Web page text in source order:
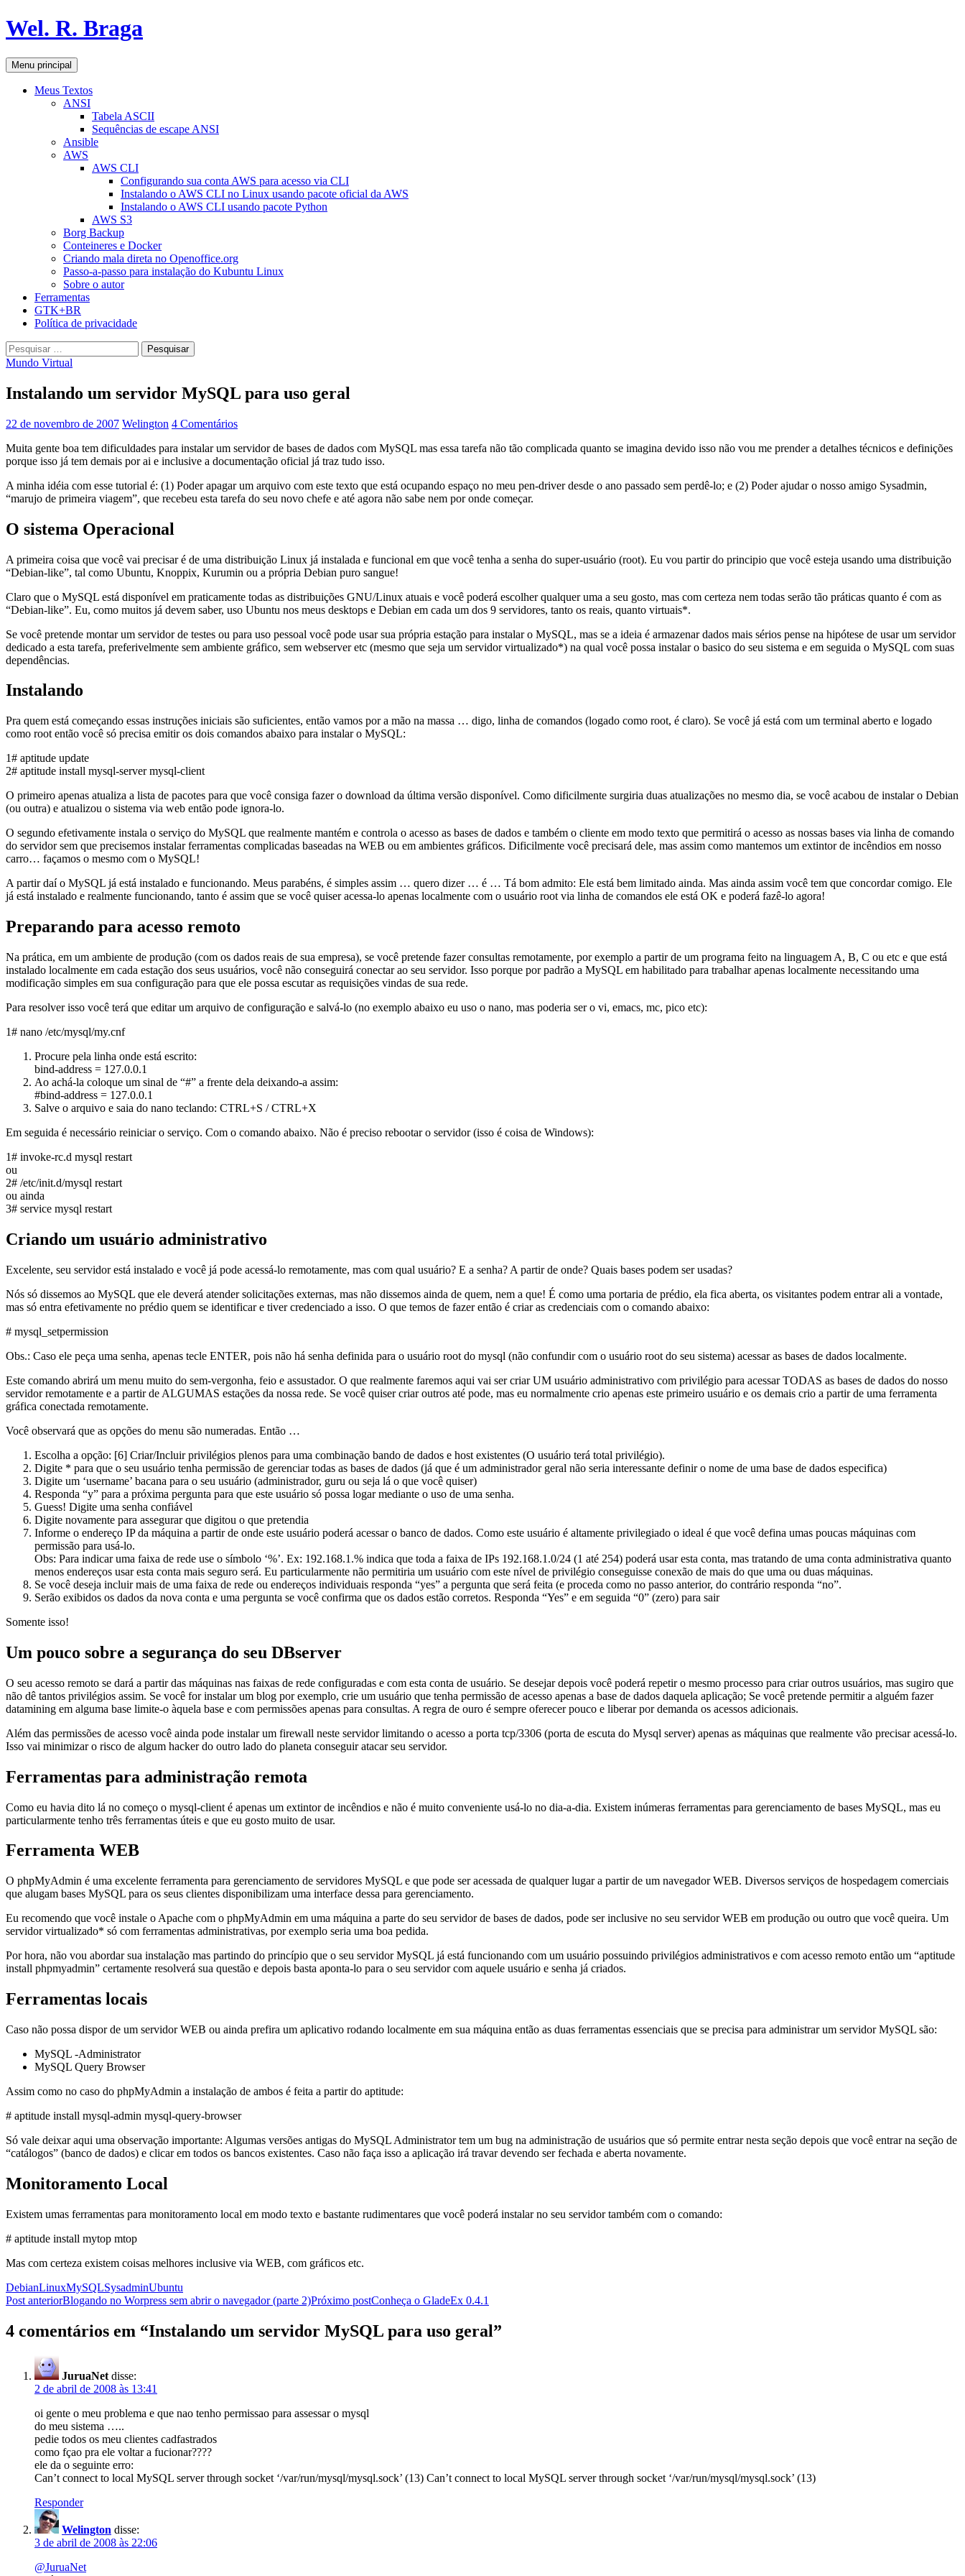
Pular
para
conteúdo
Wel. R. Braga
Pesquisar
Menu principal
Meus Textos
ANSI
Tabela ASCII
Sequências de escape ANSI
Ansible
AWS
AWS CLI
Configurando sua conta AWS para acesso via CLI
Instalando o AWS CLI no Linux usando pacote oficial da AWS
Instalando o AWS CLI usando pacote Python
AWS S3
Borg Backup
Conteineres e Docker
Criando mala direta no Openoffice.org
Passo-a-passo para instalação do Kubuntu Linux
Sobre o autor
Ferramentas
GTK+BR
Política de privacidade
Pesquisar
por:
Mundo Virtual
Instalando um servidor MySQL para uso geral
22 de novembro de 2007 Welington 4 Comentários
Muita gente boa tem dificuldades para instalar um servidor de bases de dados com MySQL mas essa tarefa não tão complicada quanto se imagina devido isso não vou me prender a detalhes técnicos e definições
porque isso já tem demais por ai e inclusive a documentação oficial já traz tudo isso.
A minha idéia com esse tutorial é: (1) Poder apagar um arquivo com este texto que está ocupando espaço no meu pen-driver desde o ano passado sem perdê-lo; e (2) Poder ajudar o nosso amigo Sysadmin,
“marujo de primeira viagem”, que recebeu esta tarefa do seu novo chefe e até agora não sabe nem por onde começar.
O sistema Operacional
A primeira coisa que você vai precisar é de uma distribuição Linux já instalada e funcional em que você tenha a senha do super-usuário (root). Eu vou partir do principio que você esteja usando uma distribuição
“Debian-like”, tal como Ubuntu, Knoppix, Kurumin ou a própria Debian puro sangue!
Claro que o MySQL está disponível em praticamente todas as distribuições GNU/Linux atuais e você poderá escolher qualquer uma a seu gosto, mas com certeza nem todas serão tão práticas quanto é com as
“Debian-like”. Eu, como muitos já devem saber, uso Ubuntu nos meus desktops e Debian em cada um dos 9 servidores, tanto os reais, quanto virtuais*.
Se você pretende montar um servidor de testes ou para uso pessoal você pode usar sua própria estação para instalar o MySQL, mas se a ideia é armazenar dados mais sérios pense na hipótese de usar um servidor
dedicado a esta tarefa, preferivelmente sem ambiente gráfico, sem webserver etc (mesmo que seja um servidor virtualizado*) na qual você possa instalar o basico do seu sistema e em seguida o MySQL com suas
dependências.
Instalando
Pra quem está começando essas instruções iniciais são suficientes, então vamos por a mão na massa … digo, linha de comandos (logado como root, é claro). Se você já está com um terminal aberto e logado
como root então você só precisa emitir os dois comandos abaixo para instalar o MySQL:
1# aptitude update
2# aptitude install mysql-server mysql-client
O primeiro apenas atualiza a lista de pacotes para que você consiga fazer o download da última versão disponível. Como dificilmente surgiria duas atualizações no mesmo dia, se você acabou de instalar o Debian
(ou outra) e atualizou o sistema via web então pode ignora-lo.
O segundo efetivamente instala o serviço do MySQL que realmente mantém e controla o acesso as bases de dados e também o cliente em modo texto que permitirá o acesso as nossas bases via linha de comando
do servidor sem que precisemos instalar ferramentas complicadas baseadas na WEB ou em ambientes gráficos. Dificilmente você precisará dele, mas assim como mantemos um extintor de incêndios em nosso
carro… façamos o mesmo com o MySQL!
A partir daí o MySQL já está instalado e funcionando. Meus parabéns, é simples assim … quero dizer … é … Tá bom admito: Ele está bem limitado ainda. Mas ainda assim você tem que concordar comigo. Ele
já está instalado e realmente funcionando, tanto é assim que se você quiser acessa-lo apenas localmente com o usuário root via linha de comandos ele está OK e poderá fazê-lo agora!
Preparando para acesso remoto
Na prática, em um ambiente de produção (com os dados reais de sua empresa), se você pretende fazer consultas remotamente, por exemplo a partir de um programa feito na linguagem A, B, C ou etc e que está
instalado localmente em cada estação dos seus usuários, você não conseguirá conectar ao seu servidor. Isso porque por padrão a MySQL em habilitado para trabalhar apenas localmente necessitando uma
modificação simples em sua configuração para que ele possa escutar as requisições vindas de sua rede.
Para resolver isso você terá que editar um arquivo de configuração e salvá-lo (no exemplo abaixo eu uso o nano, mas poderia ser o vi, emacs, mc, pico etc):
1# nano /etc/mysql/my.cnf
Procure pela linha onde está escrito:
bind-address = 127.0.0.1
Ao achá-la coloque um sinal de “#” a frente dela deixando-a assim:
#bind-address = 127.0.0.1
Salve o arquivo e saia do nano teclando: CTRL+S / CTRL+X
Em seguida é necessário reiniciar o serviço. Com o comando abaixo. Não é preciso rebootar o servidor (isso é coisa de Windows):
1# invoke-rc.d mysql restart
ou
2# /etc/init.d/mysql restart
ou ainda
3# service mysql restart
Criando um usuário administrativo
Excelente, seu servidor está instalado e você já pode acessá-lo remotamente, mas com qual usuário? E a senha? A partir de onde? Quais bases podem ser usadas?
Nós só dissemos ao MySQL que ele deverá atender solicitações externas, mas não dissemos ainda de quem, nem a que! É como uma portaria de prédio, ela fica aberta, os visitantes podem entrar ali a vontade,
mas só entra efetivamente no prédio quem se identificar e tiver credenciado a isso. O que temos de fazer então é criar as credenciais com o comando abaixo:
# mysql_setpermission
Obs.: Caso ele peça uma senha, apenas tecle ENTER, pois não há senha definida para o usuário root do mysql (não confundir com o usuário root do seu sistema) acessar as bases de dados localmente.
Este comando abrirá um menu muito do sem-vergonha, feio e assustador. O que realmente faremos aqui vai ser criar UM usuário administrativo com privilégio para acessar TODAS as bases de dados do nosso
servidor remotamente e a partir de ALGUMAS estações da nossa rede. Se você quiser criar outros até pode, mas eu normalmente crio apenas este primeiro usuário e os demais crio a partir de uma ferramenta
gráfica conectada remotamente.
Você observará que as opções do menu são numeradas. Então …
Escolha a opção: [6] Criar/Incluir privilégios plenos para uma combinação bando de dados e host existentes (O usuário terá total privilégio).
Digite * para que o seu usuário tenha permissão de gerenciar todas as bases de dados (já que é um administrador geral não seria interessante definir o nome de uma base de dados especifica)
Digite um ‘username’ bacana para o seu usuário (administrador, guru ou seja lá o que você quiser)
Responda “y” para a próxima pergunta para que este usuário só possa logar mediante o uso de uma senha.
Guess! Digite uma senha confiável
Digite novamente para assegurar que digitou o que pretendia
Informe o endereço IP da máquina a partir de onde este usuário poderá acessar o banco de dados. Como este usuário é altamente privilegiado o ideal é que você defina umas poucas máquinas com
permissão para usá-lo.
Obs: Para indicar uma faixa de rede use o símbolo ‘%’. Ex: 192.168.1.% indica que toda a faixa de IPs 192.168.1.0/24 (1 até 254) poderá usar esta conta, mas tratando de uma conta administrativa quanto
menos endereços usar esta conta mais seguro será. Eu particularmente não permitiria um usuário com este nível de privilégio conseguisse conexão de mais do que uma ou duas máquinas.
Se você deseja incluir mais de uma faixa de rede ou endereços individuais responda “yes” a pergunta que será feita (e proceda como no passo anterior, do contrário responda “no”.
Serão exibidos os dados da nova conta e uma pergunta se você confirma que os dados estão corretos. Responda “Yes” e em seguida “0” (zero) para sair
Somente isso!
Um pouco sobre a segurança do seu DBserver
O seu acesso remoto se dará a partir das máquinas nas faixas de rede configuradas e com esta conta de usuário. Se desejar depois você poderá repetir o mesmo processo para criar outros usuários, mas sugiro que
não dê tantos privilégios assim. Se você for instalar um blog por exemplo, crie um usuário que tenha permissão de acesso apenas a base de dados daquela aplicação; Se você pretende permitir a alguém fazer
datamining em alguma base limite-o àquela base e com permissões apenas para consultas. A regra de ouro é sempre oferecer pouco e liberar por demanda os acessos adicionais.
Além das permissões de acesso você ainda pode instalar um firewall neste servidor limitando o acesso a porta tcp/3306 (porta de escuta do Mysql server) apenas as máquinas que realmente vão precisar acessá-lo.
Isso vai minimizar o risco de algum hacker do outro lado do planeta conseguir atacar seu servidor.
Ferramentas para administração remota
Como eu havia dito lá no começo o mysql-client é apenas um extintor de incêndios e não é muito conveniente usá-lo no dia-a-dia. Existem inúmeras ferramentas para gerenciamento de bases MySQL, mas eu
particularmente tenho três ferramentas úteis e que eu gosto muito de usar.
Ferramenta WEB
O phpMyAdmin é uma excelente ferramenta para gerenciamento de servidores MySQL e que pode ser acessada de qualquer lugar a partir de um navegador WEB. Diversos serviços de hospedagem comerciais
que alugam bases MySQL para os seus clientes disponibilizam uma interface dessa para gerenciamento.
Eu recomendo que você instale o Apache com o phpMyAdmin em uma máquina a parte do seu servidor de bases de dados, pode ser inclusive no seu servidor WEB em produção ou outro que você queira. Um
servidor virtualizado* só com ferramentas administrativas, por exemplo seria uma boa pedida.
Por hora, não vou abordar sua instalação mas partindo do princípio que o seu servidor MySQL já está funcionando com um usuário possuindo privilégios administrativos e com acesso remoto então um “aptitude
install phpmyadmin” certamente resolverá sua questão e depois basta aponta-lo para o seu servidor com aquele usuário e senha já criados.
Ferramentas locais
Caso não possa dispor de um servidor WEB ou ainda prefira um aplicativo rodando localmente em sua máquina então as duas ferramentas essenciais que se precisa para administrar um servidor MySQL são:
MySQL -Administrator
MySQL Query Browser
Assim como no caso do phpMyAdmin a instalação de ambos é feita a partir do aptitude:
# aptitude install mysql-admin mysql-query-browser
Só vale deixar aqui uma observação importante: Algumas versões antigas do MySQL Administrator tem um bug na administração de usuários que só permite entrar nesta seção depois que você entrar na seção de
“catálogos” (banco de dados) e clicar em todos os bancos existentes. Caso não faça isso a aplicação irá travar devendo ser fechada e aberta novamente.
Monitoramento Local
Existem umas ferramentas para monitoramento local em modo texto e bastante rudimentares que você poderá instalar no seu servidor também com o comando:
# aptitude install mytop mtop
Mas com certeza existem coisas melhores inclusive via WEB, com gráficos etc.
DebianLinuxMySQLSysadminUbuntu
Navegação
de
posts
Post anteriorBlogando no Worpress sem abrir o navegador (parte 2)Próximo postConheça o GladeEx 0.4.1
4 comentários em “Instalando um servidor MySQL para uso geral”
JuruaNet disse:
2 de abril de 2008 às 13:41
oi gente o meu problema e que nao tenho permissao para assessar o mysql
do meu sistema …..
pedie todos os meu clientes cadfastrados
como fçao pra ele voltar a fucionar????
ele da o seguinte erro:
Can’t connect to local MySQL server through socket ‘/var/run/mysql/mysql.sock’ (13) Can’t connect to local MySQL server through socket ‘/var/run/mysql/mysql.sock’ (13)
Responder
Welington disse:
3 de abril de 2008 às 22:06
@JuruaNet